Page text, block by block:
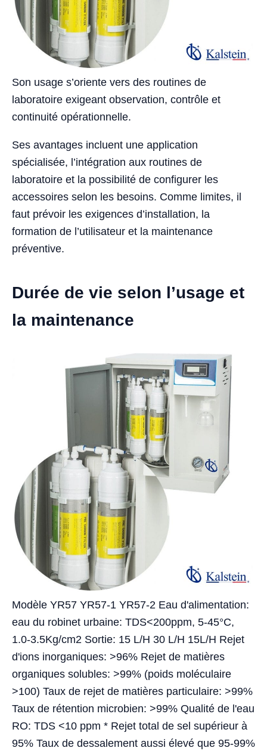
Son usage s’oriente vers des routines de
laboratoire exigeant observation, contrôle et
continuité opérationnelle.
Ses avantages incluent une application
spécialisée, l’intégration aux routines de
laboratoire et la possibilité de configurer les
accessoires selon les besoins. Comme limites, il
faut prévoir les exigences d’installation, la
formation de l’utilisateur et la maintenance
préventive.
Durée de vie selon l’usage et
la maintenance
Modèle YR57 YR57-1 YR57-2 Eau d'alimentation:
eau du robinet urbaine: TDS<200ppm, 5-45°C,
1.0-3.5Kg/cm2 Sortie: 15 L/H 30 L/H 15L/H Rejet
d'ions inorganiques: >96% Rejet de matières
organiques solubles: >99% (poids moléculaire
>100) Taux de rejet de matières particulaire: >99%
Taux de rétention microbien: >99% Qualité de l'eau
RO: TDS <10 ppm * Rejet total de sel supérieur à
95% Taux de dessalement aussi élevé que 95-99%